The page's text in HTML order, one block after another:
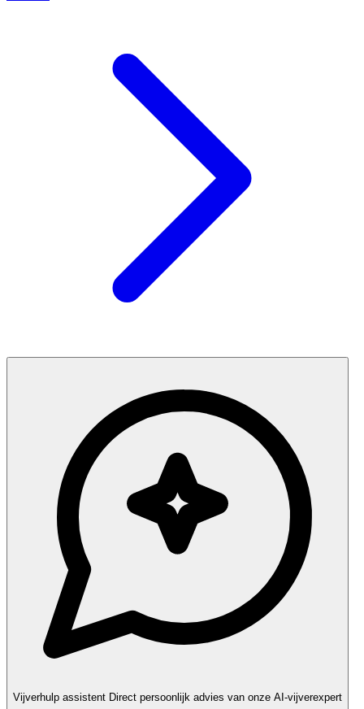
Vijverhulp assistent Direct persoonlijk advies van onze AI-vijverexpert